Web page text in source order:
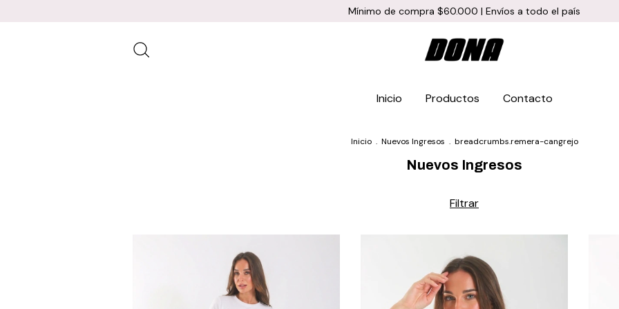
Mínimo de compra $60.000 | Envíos a todo el país
Inicio Productos Contacto
Inicio . Nuevos Ingresos . breadcrumbs.remera-cangrejo
Nuevos Ingresos
Filtrar